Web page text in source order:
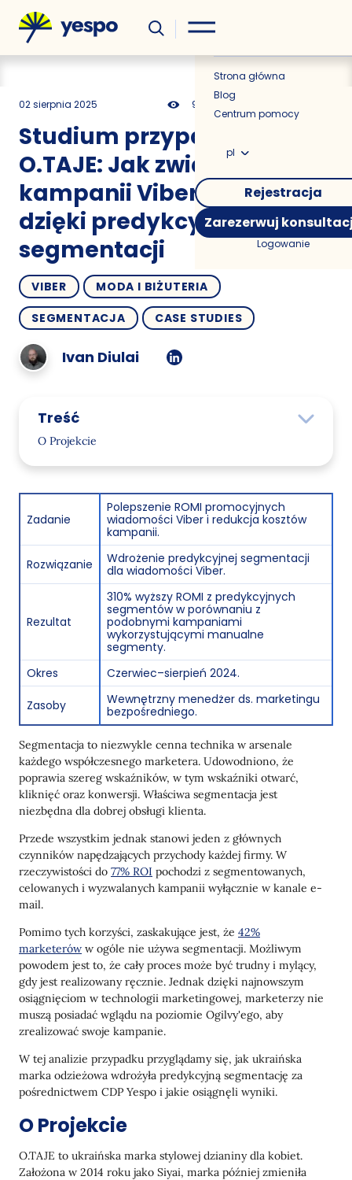
Aktualności
Strona główna
Blog
Centrum pomocy
pl
Rejestracja
Zarezerwuj
Logowanie
02 sierpnia 2025 985
VIBER
MODA I BIŻUTERIA
SEGMENTACJA
CASE STUDIES
Studium przypadku
O.TAJE: Jak zwiększyć ROMI
kampanii Viber o 310%
dzięki predykcyjnej
segmentacji
Ivan Diulai
Treść
O Projekcie
Zadanie
Rozwiązanie
Implementacja Projektu
Początkowa kampania z segmentami ręcznymi
Testowanie segmentów predykcyjnych
Dalsze testy
Wyniki i Plany na Przyszłość
Zadanie
Polepszenie ROMI promocyjnych
wiadomości Viber i redukcja kosztów
kampanii.
Rozwiązanie
Wdrożenie predykcyjnej segmentacji
dla wiadomości Viber.
Rezultat
310% wyższy ROMI z predykcyjnych
segmentów w porównaniu z
podobnymi kampaniami
wykorzystującymi manualne
segmenty.
Okres
Czerwiec–sierpień 2024.
Zasoby
Wewnętrzny menedżer ds. marketingu
bezpośredniego.
Segmentacja to niezwykle cenna technika w arsenale
każdego współczesnego marketera. Udowodniono, że
poprawia szereg wskaźników, w tym wskaźniki otwarć,
kliknięć oraz konwersji. Właściwa segmentacja jest
niezbędna dla dobrej obsługi klienta.
Przede wszystkim jednak stanowi jeden z głównych
czynników napędzających przychody każdej firmy. W
rzeczywistości do 77% ROI pochodzi z segmentowanych,
celowanych i wyzwalanych kampanii wyłącznie w kanale e-
mail.
Pomimo tych korzyści, zaskakujące jest, że 42%
marketerów w ogóle nie używa segmentacji. Możliwym
powodem jest to, że cały proces może być trudny i mylący,
gdy jest realizowany ręcznie. Jednak dzięki najnowszym
osiągnięciom w technologii marketingowej, marketerzy nie
muszą posiadać wglądu na poziomie Ogilvy'ego, aby
zrealizować swoje kampanie.
W tej analizie przypadku przyglądamy się, jak ukraińska
marka odzieżowa wdrożyła predykcyjną segmentację za
pośrednictwem CDP Yespo i jakie osiągnęli wyniki.
O Projekcie
O.TAJE to ukraińska marka stylowej dzianiny dla kobiet.
Założona w 2014 roku jako Siyai, marka później zmieniła